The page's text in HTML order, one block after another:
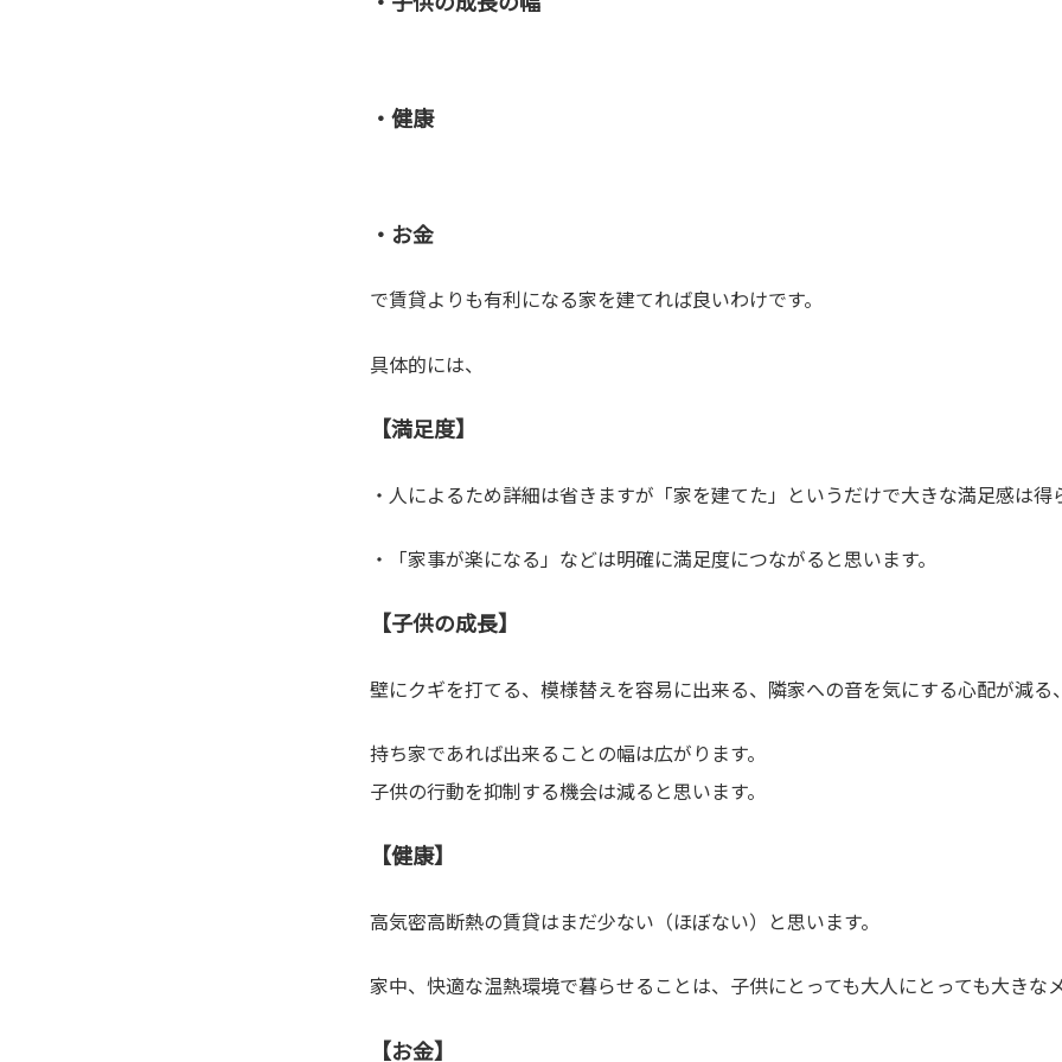
・健康
・お金
で賃貸よりも有利になる家を建てれば良いわけです。
具体的には、
【満足度】
・人によるため詳細は省きますが「家を建てた」というだけで大きな満足感は得
・「家事が楽になる」などは明確に満足度につながると思います。
【子供の成長】
壁にクギを打てる、模様替えを容易に出来る、隣家への音を気にする心配が減る
持ち家であれば出来ることの幅は広がります。
子供の行動を抑制する機会は減ると思います。
【健康】
高気密高断熱の賃貸はまだ少ない（ほぼない）と思います。
家中、快適な温熱環境で暮らせることは、子供にとっても大人にとっても大きな
【お金】